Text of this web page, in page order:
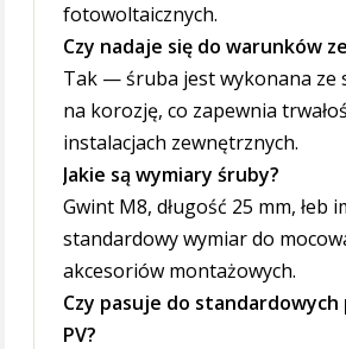
fotowoltaicznych.
Czy nadaje się do warunków
Tak — śruba jest wykonana ze
na korozję, co zapewnia
instalacjach zewnętrznych.
Jakie są wymiary śruby?
Gwint M8, długość 25 mm, łeb
standardowy wymiar do
akcesoriów montażowych.
Czy pasuje do
PV?